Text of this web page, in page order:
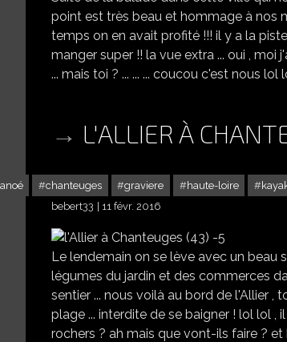
point est très beau et hommage à nos
temps on en avait profité !!! il y a la
manger super !! la vue extra ... oui ,
... mais toi ? ... ... ... coucou c'est nous
L'ALLIER À
chanteuges graviere haute-loire
bebert33
11 févr. 2016
Le lendemain on se lève avec un beau
légumes du jardin et des commerces
sentier ... nous voilà au bord de l'Allier ,
plage ... interdite de se baigner ! lol lol ,
rochers ? ah mais que vont-ils faire ? et